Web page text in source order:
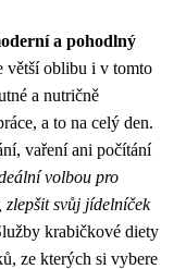
a pohodlný
větší oblibu i v tomto
a nutričně
a to na celý den.
vaření ani počítání
volbou pro
svůj jídelníček
krabičkové diety
ze kterých si vybere